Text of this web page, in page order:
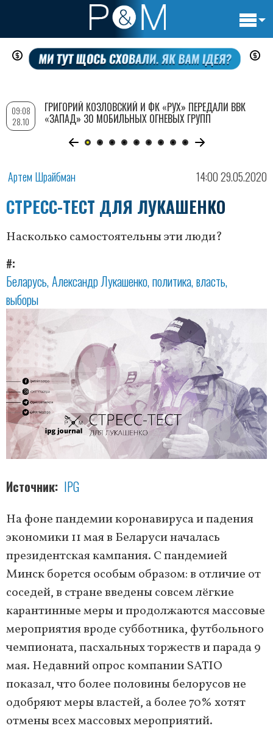
Перейти
содержанию
Артем Шрайбман 14:00 29.05.2020
СТРЕСС-ТЕСТ ДЛЯ ЛУКАШЕНКО
Насколько самостоятельны эти люди?
#
Беларусь Александр Лукашенко политика власть
выборы
Источник IPG
На фоне пандемии коронавируса и падения
экономики 11 мая в Беларуси началась
президентская кампания. С пандемией
Минск борется особым образом: в отличие от
соседей, в стране введены совсем лёгкие
карантинные меры и продолжаются массовые
мероприятия вроде субботника, футбольного
чемпионата, пасхальных торжеств и парада 9
мая. Недавний опрос компании SATIO
показал, что более половины белорусов не
одобряют меры властей, а более 70% хотят
отмены всех массовых мероприятий.
09:08
28.10
ГРИГОРИЙ КОЗЛОВСКИЙ И ФК «РУХ» ПЕРЕДАЛИ ВВК
«ЗАПАД» 30 МОБИЛЬНЫХ ОГНЕВЫХ ГРУПП